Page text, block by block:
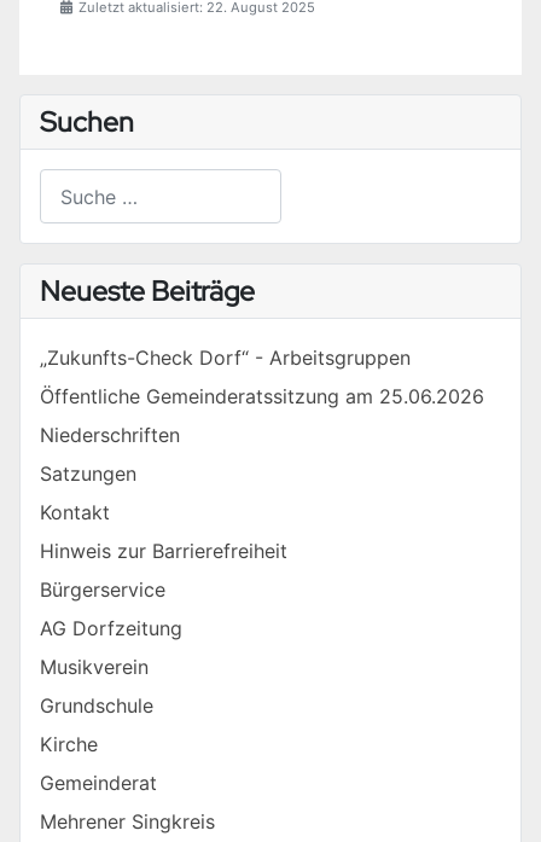
Zuletzt aktualisiert: 22. August 2025
Suchen
Type 2 or more characters for results.
Neueste Beiträge
„Zukunfts-Check Dorf“ - Arbeitsgruppen
Öffentliche Gemeinderatssitzung am 25.06.2026
Niederschriften
Satzungen
Kontakt
Hinweis zur Barrierefreiheit
Bürgerservice
AG Dorfzeitung
Musikverein
Grundschule
Kirche
Gemeinderat
Mehrener Singkreis